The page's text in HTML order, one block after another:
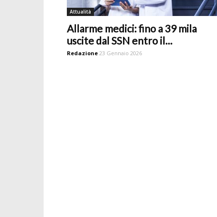
Attualità
Allarme medici: fino a 39 mila
uscite dal SSN entro il...
Redazione 23 Gennaio 2026